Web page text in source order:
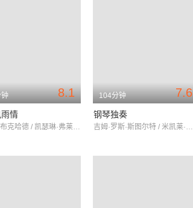
8.1
情
哥德昂·布克哈德 / 凯瑟琳·弗莱明 / 娜塔莉·爱娃隆
7.6
104分钟
钢琴独奏
吉姆·罗斯·斯图尔特 / 米凯莱·普拉奇多 / 杰丝敏·特丽卡